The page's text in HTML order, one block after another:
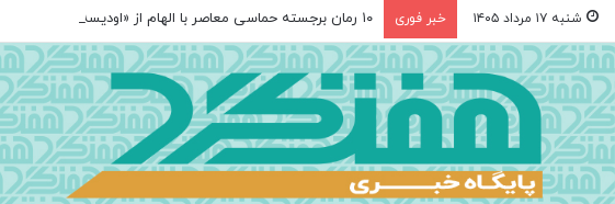
شنبه ۱۷ مرداد ۱۴۰۵ خبر فوری ۱۰ رمان برجسته حماسی معاصر با الهام از «اودیسه» هومر